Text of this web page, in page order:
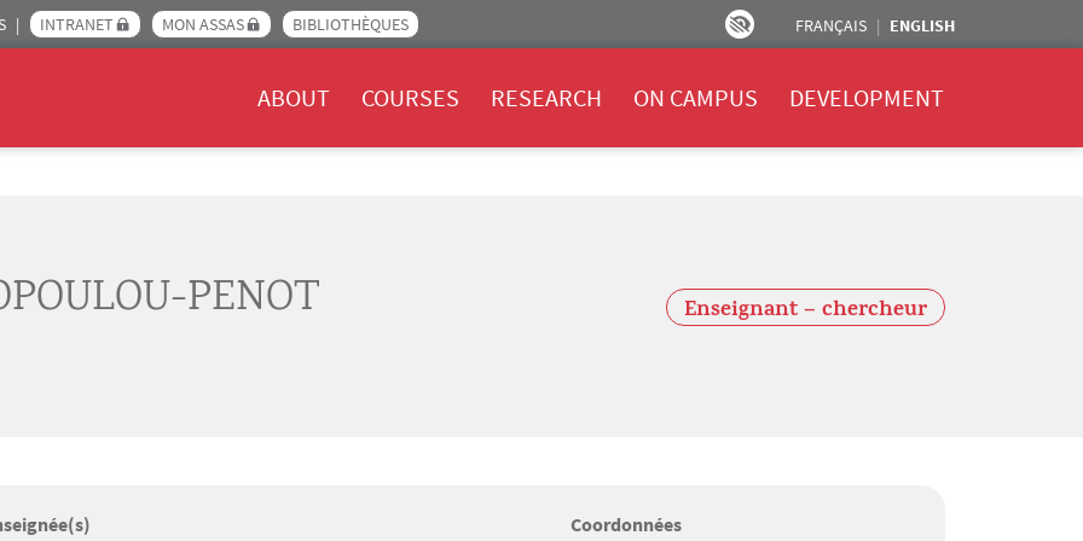
INTRANET MON ASSAS BIBLIOTHÈQUES FRANÇAIS ENGLISH
ABOUT COURSES RESEARCH ON CAMPUS DEVELOPMENT
PENOT Enseignant – chercheur
Coordonnées